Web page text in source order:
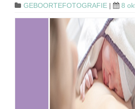
GEBOORTEFOTOGRAFIE | 8